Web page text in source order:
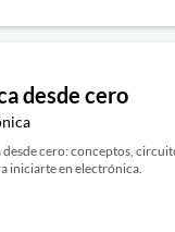
desde cero
cero: conceptos,
iniciarte en electrónica.